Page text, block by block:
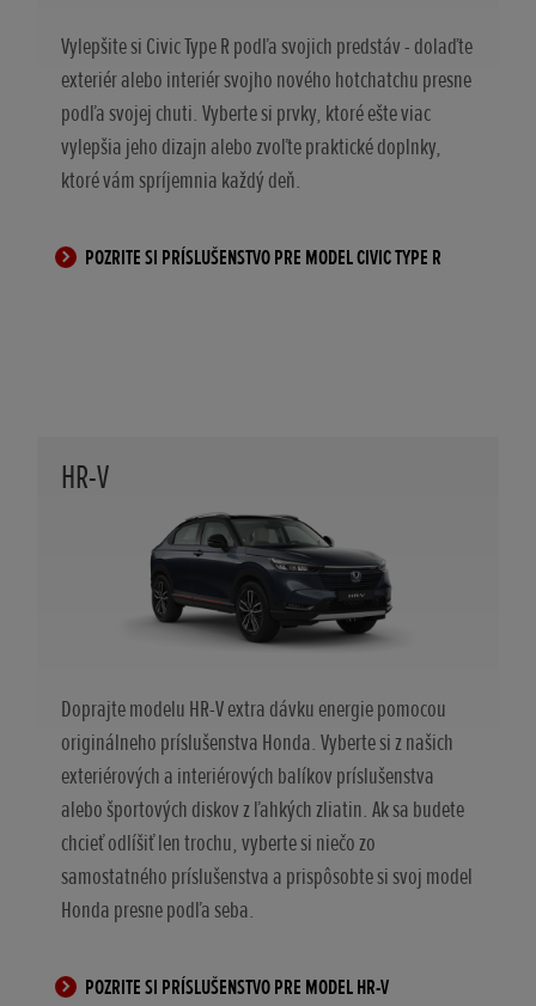
Vylepšite si Civic Type R podľa svojich predstáv - dolaďte
exteriér alebo interiér svojho nového hotchatchu presne
podľa svojej chuti. Vyberte si prvky, ktoré ešte viac
vylepšia jeho dizajn alebo zvoľte praktické doplnky,
ktoré vám spríjemnia každý deň.
POZRITE SI PRÍSLUŠENSTVO PRE MODEL CIVIC TYPE R
HR-V
Doprajte modelu HR-V extra dávku energie pomocou
originálneho príslušenstva Honda. Vyberte si z našich
exteriérových a interiérových balíkov príslušenstva
alebo športových diskov z ľahkých zliatin. Ak sa budete
chcieť odlíšiť len trochu, vyberte si niečo zo
samostatného príslušenstva a prispôsobte si svoj model
Honda presne podľa seba.
POZRITE SI PRÍSLUŠENSTVO PRE MODEL HR-V